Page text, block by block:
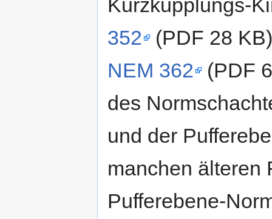
Kurzkupplungs-
352
(PDF 28
NEM 362
(PDF
des
und der
manchen älteren
Pufferebene-